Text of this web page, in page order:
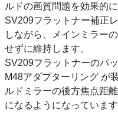
ルドの画質問題を効果的
SV209フラットナー補正
しながら、メインミラー
せずに維持します。
SV209フラットナーのパ
M48アダプターリング が
ルドミラーの後方焦点距
になるようになっています